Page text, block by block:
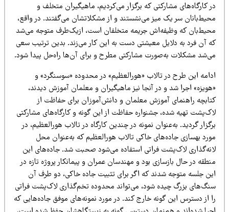
کارگاه‌های مشارکتی که برگزار می‌کردیم، ماهیگیران متخلف و
سر یک میز می‌نشستند و از مشکلاتشان می‌گفتند. در واقع،
که وظیفه‌اش جریمه متخلفان است، ازیک‌طرف متوجه می‌شد
آن فرد به دلایل معیشتی دست به این کار می‌زند. بدین ترتیب سعی
مشکلات به‌صورت مشارکتی مطرح و برای آن‌ها راه‌حل پیدا شود.
این طرح در تالاب «هورالعظیم» در محدوده «سوسنگرد» و
اجرا شد و در آنجا نیز ماهیگیران و معلمان آموزش دیدند،
راهنمای آموزش معلمان و دانش‌آموزان برای حفاظت از
تهیه شده، جشنواره حفاظت از این گونه و کارگاه‌های مشارکتی
گردید. به‌عنوان نمونه در چندین کارگاه در تالاب هورالعظیم، در
بهسازی جاده‌های خاکی تالاب هورالعظیم که به‌عنوان محل
لاک‌پشت فراتی استفاده می‌شود صحبت شد. جاده‌های این
در حال بازسازی بود و مهندسان عمران و پیمانکار پروژه تازه در
جلسه متوجه شدند که اگر برای تثبیت جاده خاکی، دو طرف آن
بزرگ چیده شود، می‌تواند محدوده تخم‌گذاری لاک‌پشت فراتی
از دسترس این گونه خارج کند. در مورد نمونه‌های موفق جاده‌هایی که